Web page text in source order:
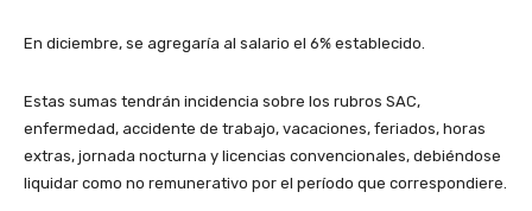
En diciembre, se agregaría al salario el 6% establecido.
Estas sumas tendrán incidencia sobre los rubros SAC,
enfermedad, accidente de trabajo, vacaciones, feriados, horas
extras, jornada nocturna y licencias convencionales, debiéndose
liquidar como no remunerativo por el período que correspondiere.